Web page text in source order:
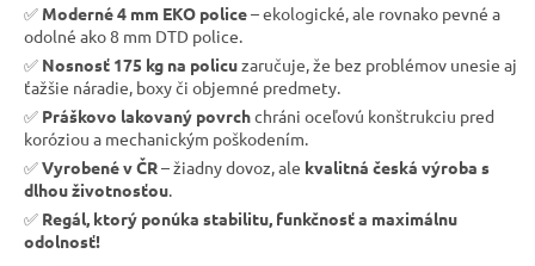
✅ Moderné 4 mm EKO police– ekologické, ale rovnako pevné a
odolné ako 8 mm DTD police.
✅ Nosnosť 175 kg na policuzaručuje, že bez problémov unesie aj
ťažšie náradie, boxy či objemné predmety.
✅ Práškovo lakovaný povrchchráni oceľovú konštrukciu pred
koróziou a mechanickým poškodením.
✅Vyrobené v ČR– žiadny dovoz, ale kvalitná česká výroba s
dlhou životnosťou
✅ Regál, ktorý ponúka stabilitu, funkčnosť a maximálnu
odolnosť!